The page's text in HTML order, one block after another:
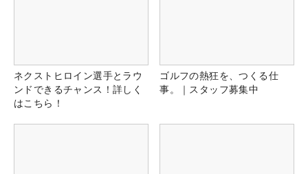
ネクストヒロイン選手とラウ
ンドできるチャンス！詳しく
はこちら！
ゴルフの熱狂を、つくる仕
事。｜スタッフ募集中